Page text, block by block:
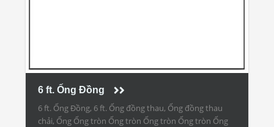
6 ft. Ống Đồng
6 ft. Ống Đồng, 6 ft. Ống đồng thau, Ống đồng thau
chải, Ống Ống tròn Ống tròn Ống tròn Ống tròn Ống